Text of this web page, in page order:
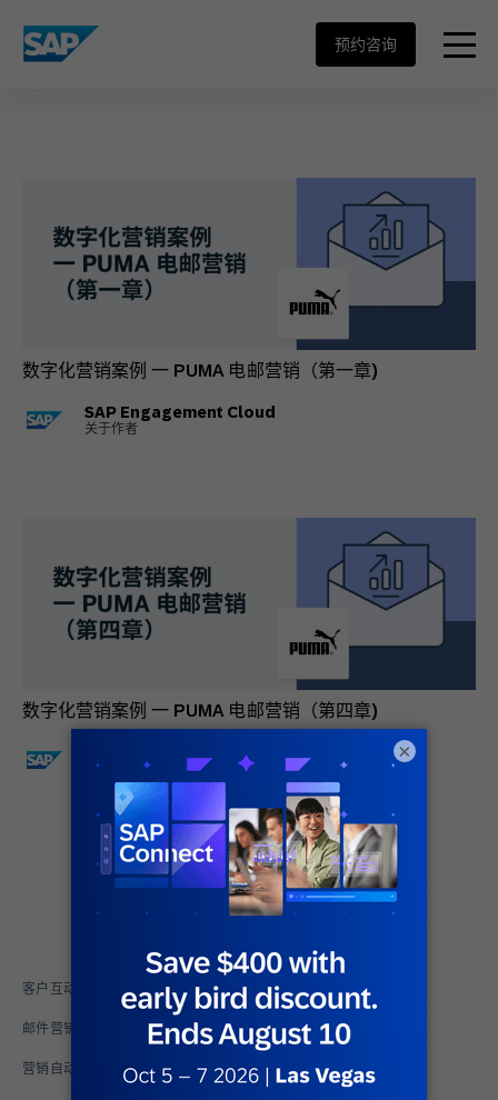
SAP ENGAGEMENT CLOUD menu
预约咨询
数字化营销案例 一 PUMA 电邮营销（第一章)
SAP Engagement Cloud
关于作者
数字化营销案例 一 PUMA 电邮营销（第四章)
SAP Engagement Cloud
关于作者
客户互动产品
邮件营销
营销自动化
×